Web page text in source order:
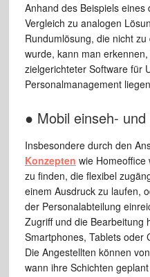
Anhand des Beispiels
Vergleich zu analogen
Rundumlösung, die nicht
wurde, kann man
zielgerichteter Software für
Personalmanagement
● Mobil einseh-
Insbesondere durch den
Konzepten wie Homeoffice
zu finden, die flexibel
einem Ausdruck zu laufen,
der Personalabteilung
Zugriff und die Bearbeitung
Smartphones, Tablets oder
Die Angestellten können
wann ihre Schichten